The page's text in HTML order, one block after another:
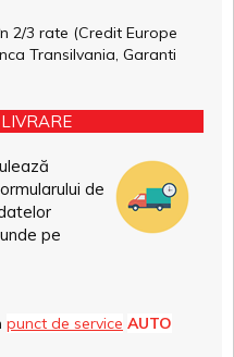
2/3 rate (Credit Europe
Transilvania, Garanti
de
pe
punct de service AUTO